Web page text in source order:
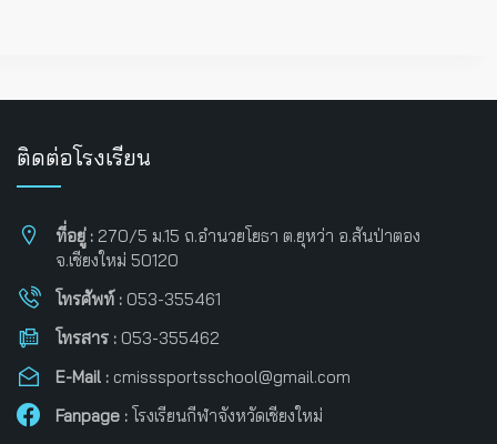
ติดต่อโรงเรียน
ที่อยู่ : 270/5 ม.15 ถ.อำนวยโยธา ต.ยุหว่า อ.สันป่าตอง
จ.เชียงใหม่ 50120
โทรศัพท์ : 053-355461
โทรสาร : 053-355462
E-Mail : cmisssportsschool@gmail.com
Fanpage : โรงเรียนกีฬาจังหวัดเชียงใหม่